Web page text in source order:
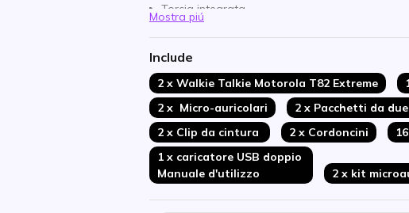
Torcia integrata
16 canali e 121 sub-toni
Modalità di avviso tramite vibrazione iVox
Connessione USB di ricarica e Jack 2,5 mm
Valigetta inclusa
Il pacchetto include 2 kit di microauricolari per
libere
Mostra piú
Include
2 x Walkie Talkie Motorola T82 Extreme
2 x Micro-auricolari
2 x Pacchetti da
2 x Clip da cintura
2 x Cordoncini
1 x caricatore USB doppio
Manuale d'utilizzo
2 x kit